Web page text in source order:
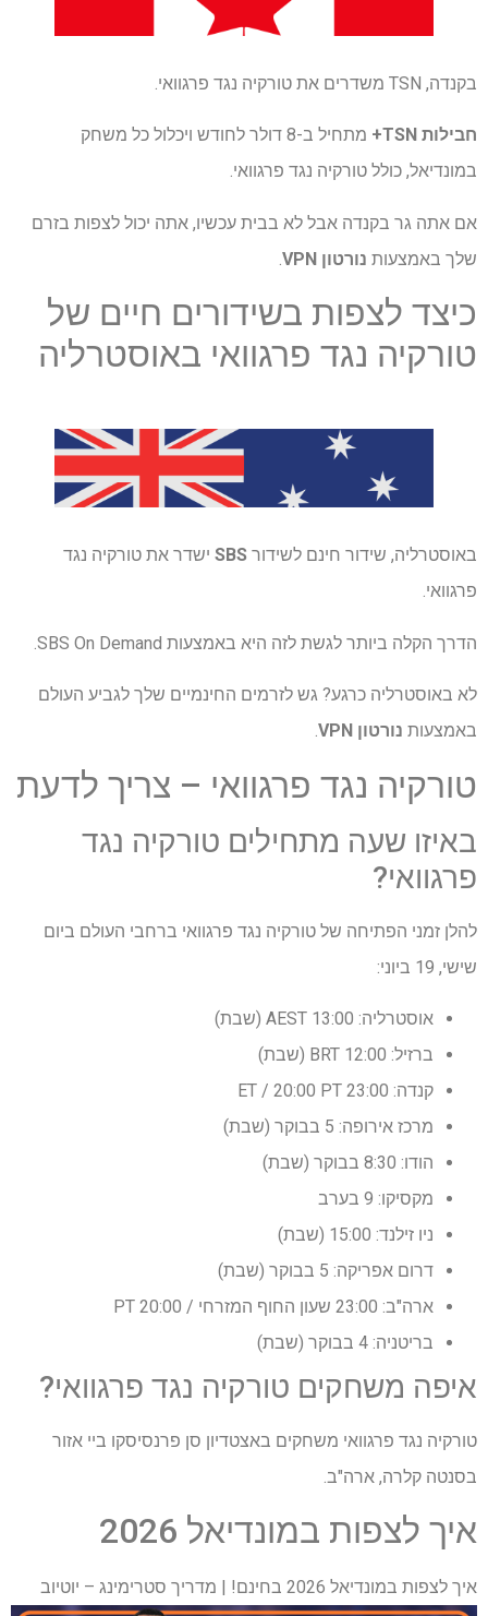
בקנדה, TSN משדרים את טורקיה נגד פרגוואי.
חבילות TSN+
מתחיל ב-8 דולר לחודש ויכלול כל משחק
במונדיאל, כולל טורקיה נגד פרגוואי.
אם אתה גר בקנדה אבל לא בבית עכשיו, אתה יכול לצפות בזרם
שלך באמצעות נורטון VPN
כיצד לצפות בשידורים חיים של
טורקיה נגד פרגוואי באוסטרליה
באוסטרליה, שידור חינם לשידור SBS ישדר את טורקיה נגד
פרגוואי.
הדרך הקלה ביותר לגשת לזה היא באמצעות SBS On Demand.
לא באוסטרליה כרגע? גש לזרמים החינמיים שלך לגביע העולם
באמצעות נורטון VPN .
טורקיה נגד פרגוואי – צריך לדעת
באיזו שעה מתחילים טורקיה נגד
פרגוואי?
להלן זמני הפתיחה של טורקיה נגד פרגוואי ברחבי העולם ביום
שישי, 19 ביוני:
אוסטרליה: 13:00 AEST (שבת)
ברזיל: 12:00 BRT (שבת)
קנדה: 23:00 ET / 20:00 PT
מרכז אירופה: 5 בבוקר (שבת)
הודו: 8:30 בבוקר (שבת)
מקסיקו: 9 בערב
ניו זילנד: 15:00 (שבת)
דרום אפריקה: 5 בבוקר (שבת)
ארה"ב: 23:00 שעון החוף המזרחי / 20:00 PT
בריטניה: 4 בבוקר (שבת)
איפה משחקים טורקיה נגד פרגוואי?
טורקיה נגד פרגוואי משחקים באצטדיון סן פרנסיסקו ביי אזור
בסנטה קלרה, ארה"ב.
איך לצפות במונדיאל 2026
איך לצפות במונדיאל 2026 בחינם! | מדריך סטרימינג – יוטיוב